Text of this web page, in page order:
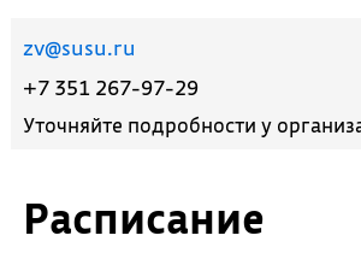
Расписание
zv@susu.ru
+7 351 267-97-29
Уточняйте подробности у